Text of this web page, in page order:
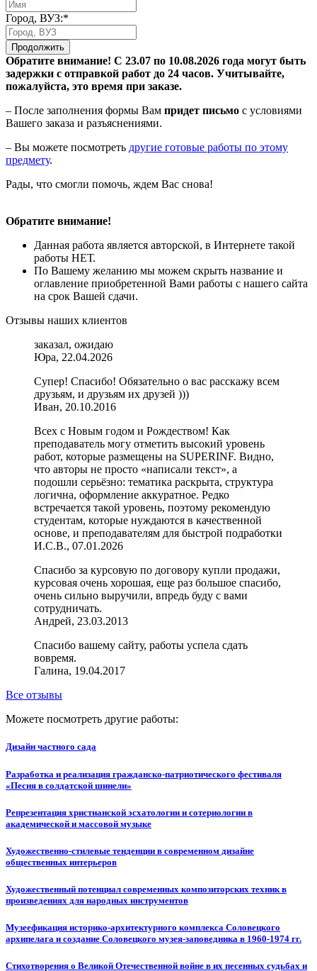
Город, ВУЗ:*
Продолжить
Обратите внимание! С 23.07 по 10.08.2026 года могут быть
задержки с отправкой работ до 24 часов. Учитывайте,
пожалуйста, это время при заказе.
– После заполнения формы Вам придет письмо с условиями
Вашего заказа и разъяснениями.
– Вы можете посмотреть другие готовые работы по этому
предмету.
Рады, что смогли помочь, ждем Вас снова!
Обратите внимание!
Данная работа является авторской, в Интернете такой
работы НЕТ.
По Вашему желанию мы можем скрыть название и
оглавление приобретенной Вами работы с нашего сайта
на срок Вашей сдачи.
Отзывы наших клиентов
заказал, ожидаю
Юра, 22.04.2026
Супер! Спасибо! Обязательно о вас расскажу всем
друзьям, и друзьям их друзей )))
Иван, 20.10.2016
Всех с Новым годом и Рождеством! Как
преподаватель могу отметить высокий уровень
работ, которые размещены на SUPERINF. Видно,
что авторы не просто «написали текст», а
подошли серьёзно: тематика раскрыта, структура
логична, оформление аккуратное. Редко
встречается такой уровень, поэтому рекомендую
студентам, которые нуждаются в качественной
основе, и преподавателям для быстрой подработки
И.С.В., 07.01.2026
Спасибо за курсовую по договору купли продажи,
курсовая очень хорошая, еще раз большое спасибо,
очень сильно выручили, впредь буду с вами
сотрудничать.
Андрей, 23.03.2013
Спасибо вашему сайту, работы успела сдать
вовремя.
Галина, 19.04.2017
Все отзывы
Можете посмотреть другие работы:
Дизайн частного сада
Разработка и реализация гражданско-патриотического фестиваля
«Песня в солдатской шинели»
Репрезентация христианской эсхатологии и сотериологии в
академической и массовой музыке
Художественно-стилевые тенденции в современном дизайне
общественных интерьеров
Художественный потенциал современных композиторских техник в
произведениях для народных инструментов
Музеефикация историко-архитектурного комплекса Соловецкого
архипелага и создание Соловецкого музея-заповедника в 1960-1974 гг.
Стихотворения о Великой Отечественной войне в их песенных судьбах и